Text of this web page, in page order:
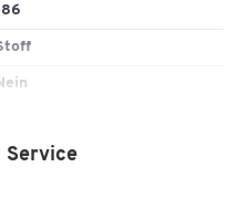
Service